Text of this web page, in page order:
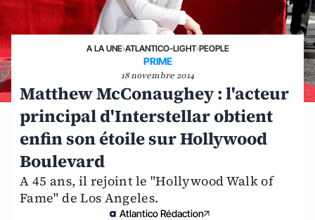
A LA UNE›ATLANTICO-LIGHT›PEOPLE
PRIME
18 novembre 2014
Matthew McConaughey : l'acteur
principal d'Interstellar obtient
enfin son étoile sur Hollywood
Boulevard
A 45 ans, il rejoint le "Hollywood Walk of
Fame" de Los Angeles.
Atlantico Rédaction